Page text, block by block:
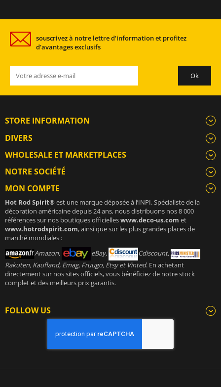
souscrivez à notre lettre d'information et profitez
d'avantages exclusifs
STORE INFORMATION
DIVERS
WHOLESALE ET MARKETPLACES
NOTRE SOCIÉTÉ
MON COMPTE
Hot Rod Spirit®est une marque déposée à l’INPI. Spécialiste de la
décoration américaine depuis 24 ans, nous distribuons nos 8 000
références sur nos boutiques officielleswww.deco-us.com et
www.hotrodspirit.com, ainsi que sur les plus grandes places de
marché mondiales :
Amazon,
eBay,
Cdiscount,
Rakuten, Kaufland, Emag, Fruugo, Etsy et Vinted. En achetant
directement sur nos sites officiels, vous bénéficiez de notre stock
complet et des meilleurs prix garantis.
FOLLOW US